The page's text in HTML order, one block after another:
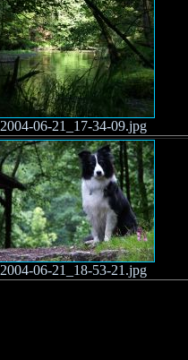
2004-06-21_17-34-09.jpg
2004-06-21_18-53-21.jpg